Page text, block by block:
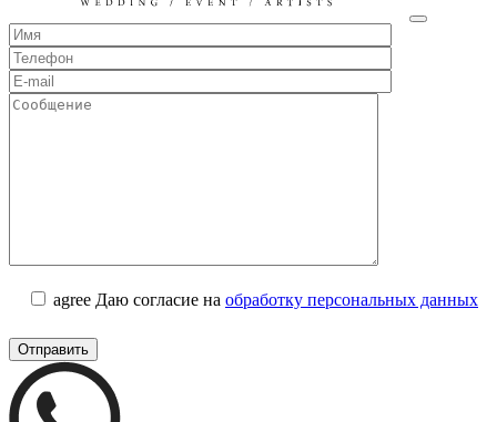
agree Даю согласие на обработку персональных данных